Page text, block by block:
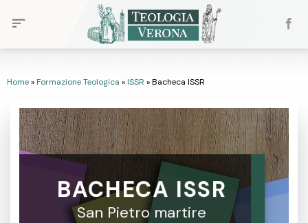
Home»Formazione Teologica »ISSR »Bacheca ISSR
BACHECA ISSR
San Pietro martire